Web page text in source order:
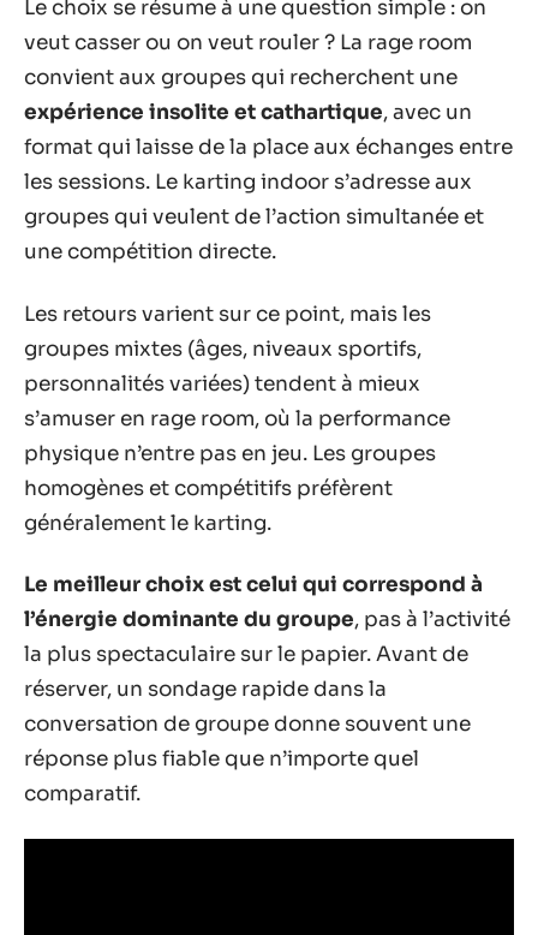
Le choix se résume à une question simple : on
veut casser ou on veut rouler ? La rage room
convient aux groupes qui recherchent une
expérience insolite et cathartique, avec un
format qui laisse de la place aux échanges entre
les sessions. Le karting indoor s’adresse aux
groupes qui veulent de l’action simultanée et
une compétition directe.
Les retours varient sur ce point, mais les
groupes mixtes (âges, niveaux sportifs,
personnalités variées) tendent à mieux
s’amuser en rage room, où la performance
physique n’entre pas en jeu. Les groupes
homogènes et compétitifs préfèrent
généralement le karting.
Le meilleur choix est celui qui correspond à
l’énergie dominante du groupe, pas à l’activité
la plus spectaculaire sur le papier. Avant de
réserver, un sondage rapide dans la
conversation de groupe donne souvent une
réponse plus fiable que n’importe quel
comparatif.